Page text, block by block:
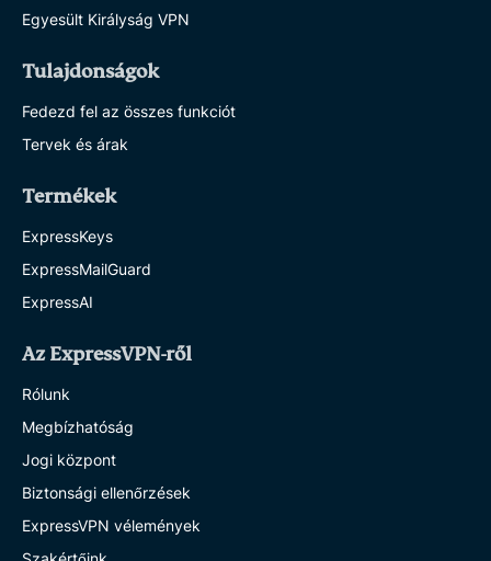
Egyesült Királyság VPN
Tulajdonságok
Fedezd fel az összes funkciót
Tervek és árak
Termékek
ExpressKeys
ExpressMailGuard
ExpressAI
Az ExpressVPN-ről
Rólunk
Megbízhatóság
Jogi központ
Biztonsági ellenőrzések
ExpressVPN vélemények